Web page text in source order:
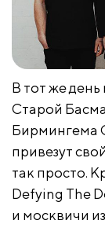
В тот же день
Старой
Бирмингема
привезут
так просто.
Defying The
и москвичи